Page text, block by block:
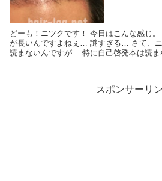
どーも！ニツクです！ 今日はこんな感じ
が長いんですよねぇ… 謎すぎる… さて、
読まないんですが… 特に自己啓発本は読ま
スポンサーリ